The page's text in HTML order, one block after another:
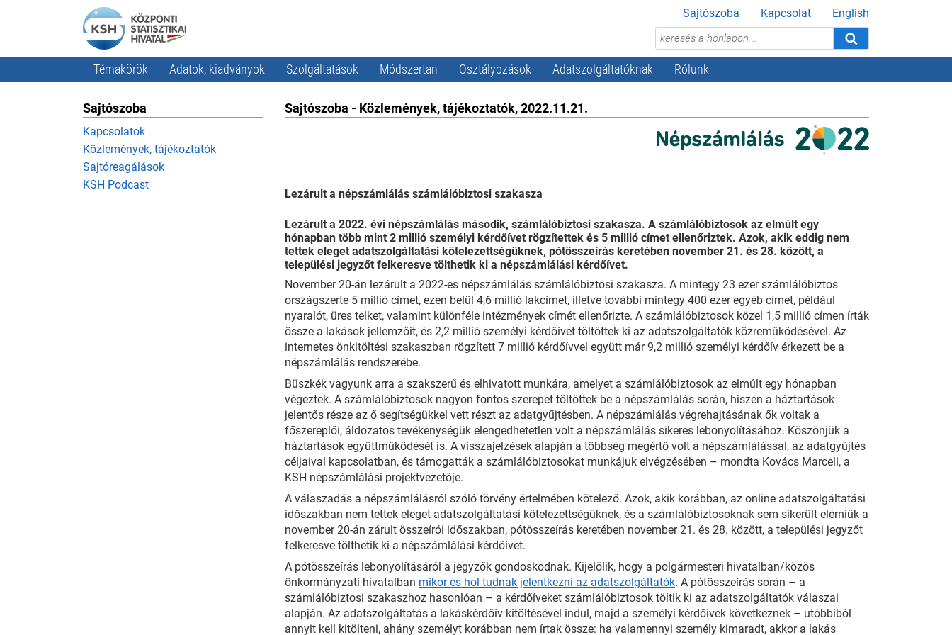
Sajtószoba Kapcsolat English
Témakörök Adatok, kiadványok Szolgáltatások Módszertan Osztályozások Adatszolgáltatóknak Rólunk
Sajtószoba
Kapcsolatok
Közlemények, tájékoztatók
Sajtóreagálások
KSH Podcast
Sajtószoba - Közlemények, tájékoztatók, 2022.11.21.
Lezárult a népszámlálás számlálóbiztosi szakasza
Lezárult a 2022. évi népszámlálás második, számlálóbiztosi szakasza. A számlálóbiztosok az elmúlt egy
hónapban több mint 2 millió személyi kérdőívet rögzítettek és 5 millió címet ellenőriztek. Azok, akik eddig nem
tettek eleget adatszolgáltatási kötelezettségüknek, pótösszeírás keretében november 21. és 28. között, a
települési jegyzőt felkeresve tölthetik ki a népszámlálási kérdőívet.
November 20-án lezárult a 2022-es népszámlálás számlálóbiztosi szakasza. A mintegy 23 ezer számlálóbiztos
országszerte 5 millió címet, ezen belül 4,6 millió lakcímet, illetve további mintegy 400 ezer egyéb címet, például
nyaralót, üres telket, valamint különféle intézmények címét ellenőrizte. A számlálóbiztosok közel 1,5 millió címen írták
össze a lakások jellemzőit, és 2,2 millió személyi kérdőívet töltöttek ki az adatszolgáltatók közreműködésével. Az
internetes önkitöltési szakaszban rögzített 7 millió kérdőívvel együtt már 9,2 millió személyi kérdőív érkezett be a
népszámlálás rendszerébe.
Büszkék vagyunk arra a szakszerű és elhivatott munkára, amelyet a számlálóbiztosok az elmúlt egy hónapban
végeztek. A számlálóbiztosok nagyon fontos szerepet töltöttek be a népszámlálás során, hiszen a háztartások
jelentős része az ő segítségükkel vett részt az adatgyűjtésben. A népszámlálás végrehajtásának ők voltak a
főszereplői, áldozatos tevékenységük elengedhetetlen volt a népszámlálás sikeres lebonyolításához. Köszönjük a
háztartások együttműködését is. A visszajelzések alapján a többség megértő volt a népszámlálással, az adatgyűjtés
céljaival kapcsolatban, és támogatták a számlálóbiztosokat munkájuk elvégzésében – mondta Kovács Marcell, a
KSH népszámlálási projektvezetője.
A válaszadás a népszámlálásról szóló törvény értelmében kötelező. Azok, akik korábban, az online adatszolgáltatási
időszakban nem tettek eleget adatszolgáltatási kötelezettségüknek, és a számlálóbiztosoknak sem sikerült elérniük a
november 20-án zárult összeírói időszakban, pótösszeírás keretében november 21. és 28. között, a települési jegyzőt
felkeresve tölthetik ki a népszámlálási kérdőívet.
A pótösszeírás lebonyolításáról a jegyzők gondoskodnak. Kijelölik, hogy a polgármesteri hivatalban/közös
önkormányzati hivatalban mikor és hol tudnak jelentkezni az adatszolgáltatók. A pótösszeírás során – a
számlálóbiztosi szakaszhoz hasonlóan – a kérdőíveket számlálóbiztosok töltik ki az adatszolgáltatók válaszai
alapján. Az adatszolgáltatás a lakáskérdőív kitöltésével indul, majd a személyi kérdőívek következnek – utóbbiból
annyit kell kitölteni, ahány személyt korábban nem írtak össze: ha valamennyi személy kimaradt, akkor a lakás